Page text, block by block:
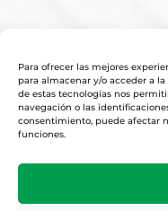
Para ofrecer las mejores
para almacenar y/o acceder a
de estas tecnologías nos
navegación o las
consentimiento, puede afectar
funciones.
Diseño y